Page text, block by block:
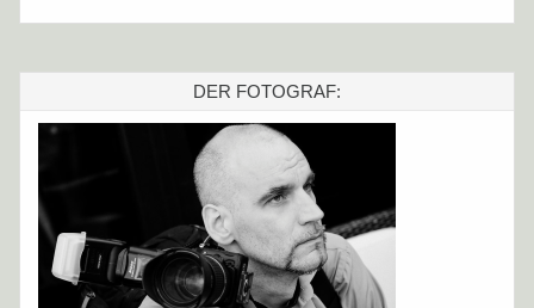
DER FOTOGRAF: